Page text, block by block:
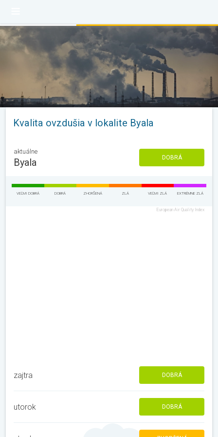
Kvalita ovzdušia v lokalite Byala
aktuálne
Byala DOBRÁ
VEĽMI DOBRÁ DOBRÁ ZHORŠENÁ ZLÁ VEĽMI ZLÁ EXTRÉMNE ZLÁ
European Air Quality Index
zajtra DOBRÁ
utorok DOBRÁ